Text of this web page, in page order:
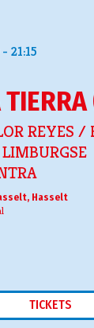
REYES /
21:15
Hasselt
TICKETS